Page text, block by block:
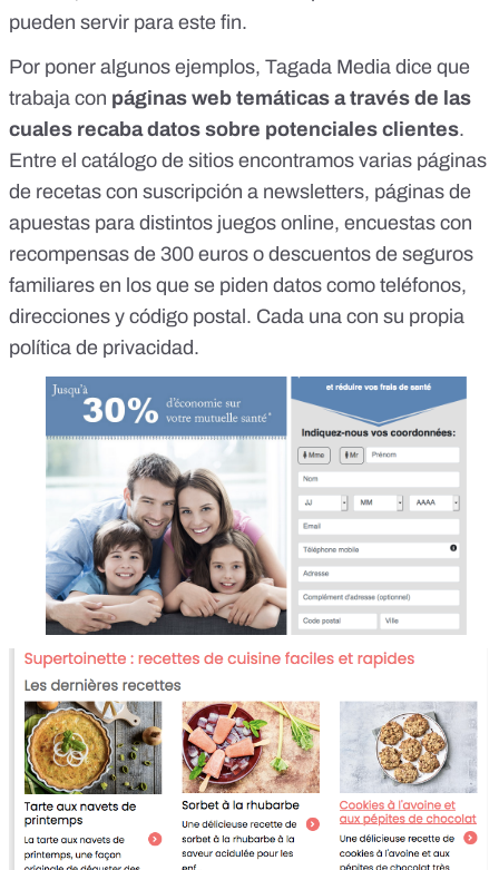
pueden servir para este fin.
Por poner algunos ejemplos, Tagada Media dice que
trabaja con páginas web temáticas a través de las
cuales recaba datos sobre potenciales clientes.
Entre el catálogo de sitios encontramos varias páginas
de recetas con suscripción a newsletters, páginas de
apuestas para distintos juegos online, encuestas con
recompensas de 300 euros o descuentos de seguros
familiares en los que se piden datos como teléfonos,
direcciones y código postal. Cada una con su propia
política de privacidad.